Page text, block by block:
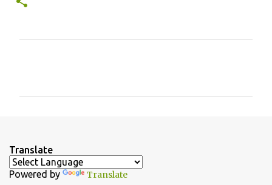
t
i
Translate
Powered by Translate